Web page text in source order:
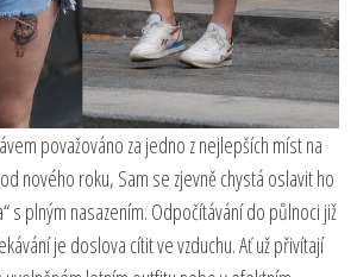
považováno za jedno z nejlepších míst na
nového roku, Sam se zjevně chystá oslavit ho
s plným nasazením. Odpočítávání do půlnoci již
je doslova cítit ve vzduchu. Ať už přivítají